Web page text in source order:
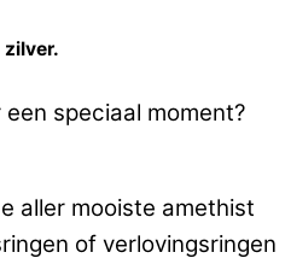
speciaal moment?
aller mooiste amethist
of verlovingsringen